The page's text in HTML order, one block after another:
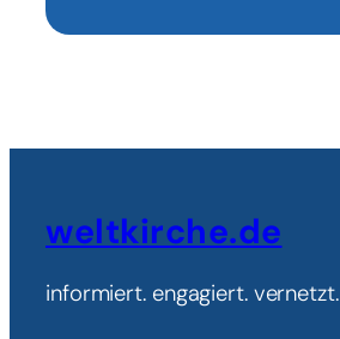
weltkirche.de
informiert. engagiert. vernetzt.